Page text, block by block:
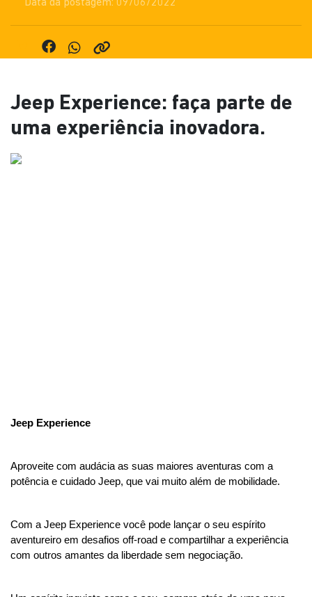
Data da postagem: 09/06/2022
Jeep Experience: faça parte de
uma experiência inovadora.
Jeep Experience
Aproveite com audácia as suas maiores aventuras com a
potência e cuidado Jeep, que vai muito além de mobilidade.
Com a Jeep Experience você pode lançar o seu espírito
aventureiro em desafios off-road e compartilhar a experiência
com outros amantes da liberdade sem negociação.